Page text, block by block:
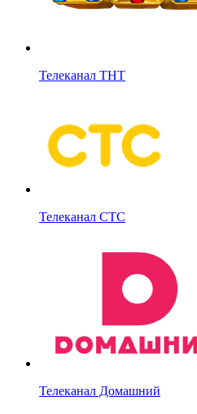
Телеканал ТНТ
Телеканал СТС
Телеканал Домашний